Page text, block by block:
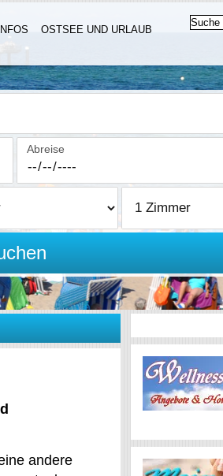
OSTSEE UND URLAUB
Abreise
andere